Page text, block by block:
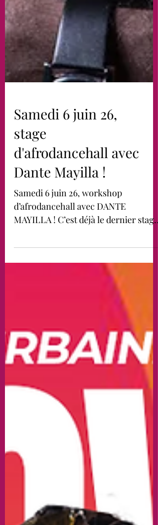
Samedi 6 juin 26,
stage
d'afrodancehall avec
Dante Mayilla !
Samedi 6 juin 26, workshop
MAYILLA ! C’est déjà le dernier stage
beauté, retrouvez-nous pour un
workshop exceptionnel de 2 heures
avec l’incroyable Dante Mayilla.
@dante_mayillaOriginaire de Paris
avec des racines camerounaises,
Dante est danseur, chorégraphe et
professeur avec plus de 15 ans
d’expérience dans le game. Connu
pour son mélange hip-hop, afro et
dancehall avec une forte musicalité et